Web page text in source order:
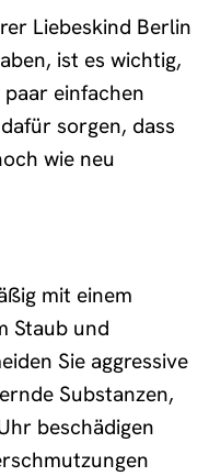
Liebeskind Berlin
ist es wichtig,
einfachen
sorgen, dass
wie neu
mit einem
Staub und
Sie aggressive
Substanzen,
beschädigen